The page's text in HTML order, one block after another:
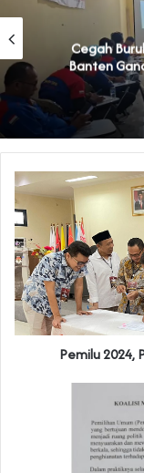
Cegah
Banten
Pemilu 2024,